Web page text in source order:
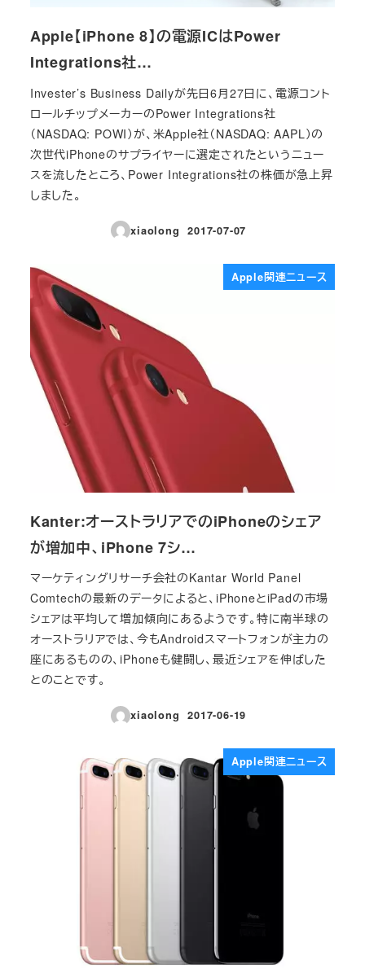
Apple【iPhone 8】の電源ICはPower
Integrations社…
Invester’s Business Dailyが先日6月27日に、電源コント
ロールチップメーカーのPower Integrations社
（NASDAQ: POWI）が、米Apple社（NASDAQ: AAPL）の
次世代iPhoneのサプライヤーに選定されたというニュー
スを流したところ、Power Integrations社の株価が急上昇
しました。
xiaolong
投稿日
2017-07-07
Apple関連ニュース
Kanter:オーストラリアでのiPhoneのシェア
が増加中、iPhone 7シ…
マーケティングリサーチ会社のKantar World Panel
Comtechの最新のデータによると、iPhoneとiPadの市場
シェアは平均して増加傾向にあるようです。特に南半球の
オーストラリアでは、今もAndroidスマートフォンが主力の
座にあるものの、iPhoneも健闘し、最近シェアを伸ばした
とのことです。
xiaolong
投稿日
2017-06-19
Apple関連ニュース